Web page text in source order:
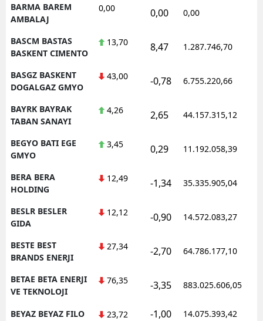
BARMA BAREM
AMBALAJ
0,00 0,00 0,00
BASCM BASTAS
BASKENT CIMENTO
13,70 8,47 1.287.746,70
BASGZ BASKENT
DOGALGAZ GMYO
43,00 -0,78 6.755.220,66
BAYRK BAYRAK
TABAN SANAYI
4,26 2,65 44.157.315,12
BEGYO BATI EGE
GMYO
3,45 0,29 11.192.058,39
BERA BERA
HOLDING
12,49 -1,34 35.335.905,04
BESLR BESLER
GIDA
12,12 -0,90 14.572.083,27
BESTE BEST
BRANDS ENERJI
27,34 -2,70 64.786.177,10
BETAE BETA ENERJI
VE TEKNOLOJI
76,35 -3,35 883.025.606,05
BEYAZ BEYAZ FILO 23,72 -1,00 14.075.393,42